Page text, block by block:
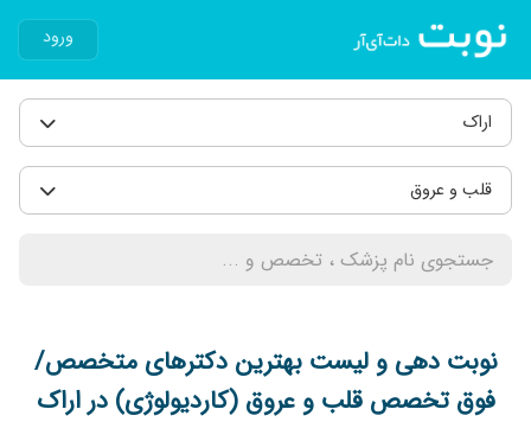
ورود
اراک
قلب و عروق
نوبت دهی و لیست بهترین دکترهای متخصص/
فوق تخصص قلب و عروق (کاردیولوژی) در اراک